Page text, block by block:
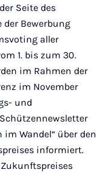
Seite des
der Bewerbung
aller
1. bis zum 30.
im Rahmen der
im November
und
Wandel“ über den
informiert.